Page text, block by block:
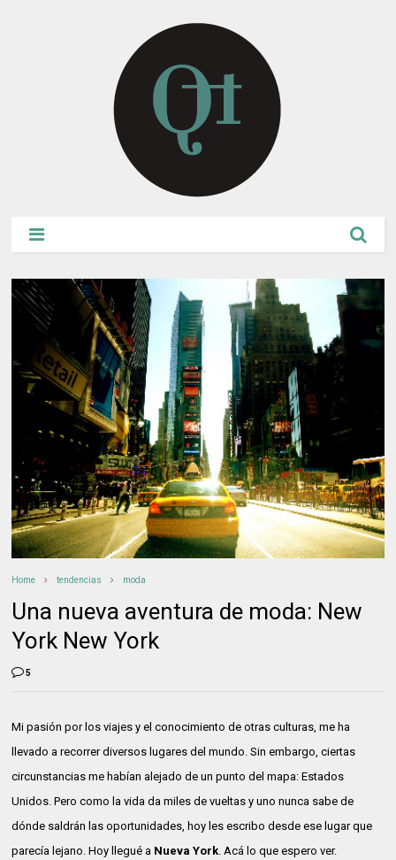
Home tendencias moda
Una nueva aventura de moda: New
York New York
5
Mi pasión por los viajes y el conocimiento de otras culturas, me ha
llevado a recorrer diversos lugares del mundo. Sin embargo, ciertas
circunstancias me habían alejado de un punto del mapa: Estados
Unidos. Pero como la vida da miles de vueltas y uno nunca sabe de
dónde saldrán las oportunidades, hoy les escribo desde ese lugar que
parecía lejano. Hoy llegué a Nueva York . Acá lo que espero ver.